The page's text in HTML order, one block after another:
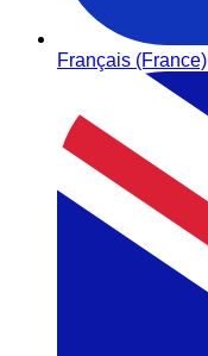
Français (France)